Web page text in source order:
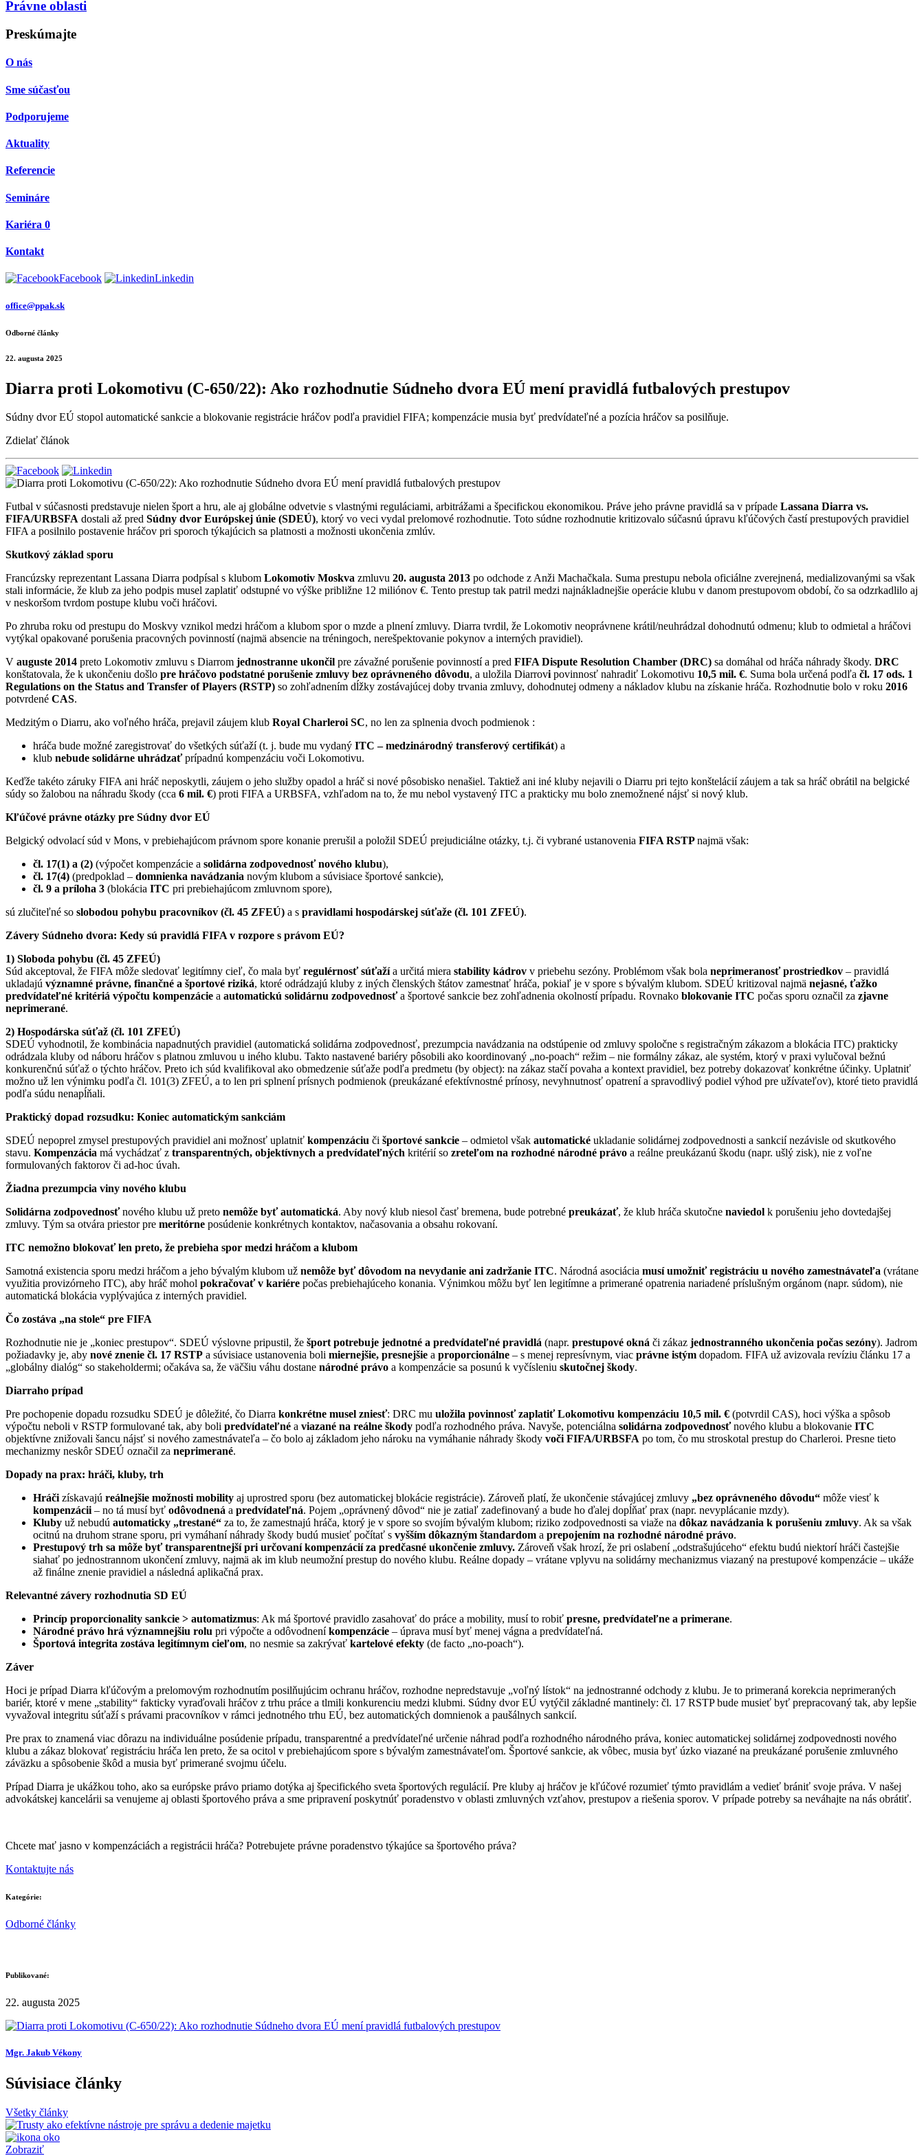
Právne oblasti
Preskúmajte
O nás
Sme súčasťou
Podporujeme
Aktuality
Referencie
Semináre
Kariéra 0
Kontakt
Facebook Linkedin
office@ppak.sk
Odborné články
22. augusta 2025
Diarra proti Lokomotivu (C-650/22): Ako rozhodnutie Súdneho dvora EÚ mení pravidlá futbalových prestupov
Súdny dvor EÚ stopol automatické sankcie a blokovanie registrácie hráčov podľa pravidiel FIFA; kompenzácie musia byť predvídateľné a pozícia hráčov sa posilňuje.
Zdielať článok
Futbal v súčasnosti predstavuje nielen šport a hru, ale aj globálne odvetvie s vlastnými reguláciami, arbitrážami a špecifickou ekonomikou. Práve jeho právne pravidlá sa v prípade Lassana Diarra vs.
FIFA/URBSFA dostali až pred Súdny dvor Európskej únie (SDEÚ), ktorý vo veci vydal prelomové rozhodnutie. Toto súdne rozhodnutie kritizovalo súčasnú úpravu kľúčových častí prestupových pravidiel
FIFA a posilnilo postavenie hráčov pri sporoch týkajúcich sa platnosti a možnosti ukončenia zmlúv.
Skutkový základ sporu
Francúzsky reprezentant Lassana Diarra podpísal s klubom Lokomotiv Moskva zmluvu 20. augusta 2013 po odchode z Anži Machačkala. Suma prestupu nebola oficiálne zverejnená, medializovanými sa však
stali informácie, že klub za jeho podpis musel zaplatiť odstupné vo výške približne 12 miliónov €. Tento prestup tak patril medzi najnákladnejšie operácie klubu v danom prestupovom období, čo sa odzrkadlilo aj
v neskoršom tvrdom postupe klubu voči hráčovi.
Po zhruba roku od prestupu do Moskvy vznikol medzi hráčom a klubom spor o mzde a plnení zmluvy. Diarra tvrdil, že Lokomotiv neoprávnene krátil/neuhrádzal dohodnutú odmenu; klub to odmietal a hráčovi
vytýkal opakované porušenia pracovných povinností (najmä absencie na tréningoch, nerešpektovanie pokynov a interných pravidiel).
V auguste 2014 preto Lokomotiv zmluvu s Diarrom jednostranne ukončil pre závažné porušenie povinností a pred FIFA Dispute Resolution Chamber (DRC) sa domáhal od hráča náhrady škody. DRC
konštatovala, že k ukončeniu došlo pre hráčovo podstatné porušenie zmluvy bez oprávneného dôvodu, a uložila Diarrovipovinnosť nahradiť Lokomotivu 10,5 mil. €. Suma bola určená podľa čl. 17 ods. 1
Regulations on the Status and Transfer of Players (RSTP) so zohľadnením dĺžky zostávajúcej doby trvania zmluvy, dohodnutej odmeny a nákladov klubu na získanie hráča. Rozhodnutie bolo v roku 2016
potvrdené CAS.
Medzitým o Diarru, ako voľného hráča, prejavil záujem klub Royal Charleroi SC, no len za splnenia dvoch podmienok :
hráča bude možné zaregistrovať do všetkých súťaží (t. j. bude mu vydaný ITC – medzinárodný transferový certifikát) a
klub nebude solidárne uhrádzaťprípadnú kompenzáciu voči Lokomotivu.
Keďže takéto záruky FIFA ani hráč neposkytli, záujem o jeho služby opadol a hráč si nové pôsobisko nenašiel. Taktiež ani iné kluby nejavili o Diarru pri tejto konštelácií záujem a tak sa hráč obrátil na belgické
súdy so žalobou na náhradu škody (cca 6 mil. €) proti FIFA a URBSFA, vzhľadom na to, že mu nebol vystavený ITC a prakticky mu bolo znemožnené nájsť si nový klub.
Kľúčové právne otázky pre Súdny dvor EÚ
Belgický odvolací súd v Mons, v prebiehajúcom právnom spore konanie prerušil a položil SDEÚ prejudiciálne otázky, t.j. či vybrané ustanovenia FIFA RSTPnajmä však:
čl. 17(1) a (2) (výpočet kompenzácie a solidárna zodpovednosť nového klubu),
čl. 17(4) (predpoklad – domnienka navádzania novým klubom a súvisiace športové sankcie),
čl. 9 a príloha 3 (blokácia ITC pri prebiehajúcom zmluvnom spore),
sú zlučiteľné so slobodou pohybu pracovníkov (čl. 45 ZFEÚ) a s pravidlami hospodárskej súťaže (čl. 101 ZFEÚ).
Závery Súdneho dvora: Kedy sú pravidlá FIFA v rozpore s právom EÚ?
1) Sloboda pohybu (čl. 45 ZFEÚ)
Súd akceptoval, že FIFA môže sledovať legitímny cieľ, čo mala byť regulérnosť súťažía určitá miera stability kádrov v priebehu sezóny. Problémom však bola neprimeranosť prostriedkov – pravidlá
ukladajú významné právne, finančné a športové riziká, ktoré odrádzajú kluby z iných členských štátov zamestnať hráča, pokiaľ je v spore s bývalým klubom. SDEÚ kritizoval najmä nejasné, ťažko
predvídateľné kritériá výpočtu kompenzácie a automatickú solidárnu zodpovednosťa športové sankcie bez zohľadnenia okolností prípadu. Rovnako blokovanie ITC počas sporu označil za zjavne
neprimerané.
2) Hospodárska súťaž (čl. 101 ZFEÚ)
SDEÚ vyhodnotil, že kombinácia napadnutých pravidiel (automatická solidárna zodpovednosť, prezumpcia navádzania na odstúpenie od zmluvy spoločne s registračným zákazom a blokácia ITC) prakticky
odrádzala kluby od náboru hráčov s platnou zmluvou u iného klubu. Takto nastavené bariéry pôsobili ako koordinovaný „no-poach“ režim – nie formálny zákaz, ale systém, ktorý v praxi vylučoval bežnú
konkurenčnú súťaž o týchto hráčov. Preto ich súd kvalifikoval ako obmedzenie súťaže podľa predmetu (by object): na zákaz stačí povaha a kontext pravidiel, bez potreby dokazovať konkrétne účinky. Uplatniť
možno už len výnimku podľa čl. 101(3) ZFEÚ, a to len pri splnení prísnych podmienok (preukázané efektívnostné prínosy, nevyhnutnosť opatrení a spravodlivý podiel výhod pre užívateľov), ktoré tieto pravidlá
podľa súdu nenapĺňali.
Praktický dopad rozsudku: Koniec automatickým sankciám
SDEÚ nepoprel zmysel prestupových pravidiel ani možnosť uplatniť kompenzáciu či športové sankcie – odmietol však automatické ukladanie solidárnej zodpovednosti a sankcií nezávisle od skutkového
stavu. Kompenzácia má vychádzať z transparentných, objektívnych a predvídateľných kritérií so zreteľom na rozhodné národné právo a reálne preukázanú škodu (napr. ušlý zisk), nie z voľne
formulovaných faktorov či ad-hoc úvah.
Žiadna prezumpcia viny nového klubu
Solidárna zodpovednosťnového klubu už preto nemôže byť automatická. Aby nový klub niesol časť bremena, bude potrebné preukázať, že klub hráča skutočne naviedol k porušeniu jeho dovtedajšej
zmluvy. Tým sa otvára priestor pre meritórne posúdenie konkrétnych kontaktov, načasovania a obsahu rokovaní.
ITC nemožno blokovať len preto, že prebieha spor medzi hráčom a klubom
Samotná existencia sporu medzi hráčom a jeho bývalým klubom už nemôže byť dôvodom na nevydanie ani zadržanie ITC. Národná asociácia musí umožniť registráciu u nového zamestnávateľa (vrátane
využitia provizórneho ITC), aby hráč mohol pokračovať v kariére počas prebiehajúceho konania. Výnimkou môžu byť len legitímne a primerané opatrenia nariadené príslušným orgánom (napr. súdom), nie
automatická blokácia vyplývajúca z interných pravidiel.
Čo zostáva „na stole“ pre FIFA
Rozhodnutie nie je „koniec prestupov“. SDEÚ výslovne pripustil, že šport potrebuje jednotné a predvídateľné pravidlá (napr. prestupové okná či zákaz jednostranného ukončenia počas sezóny). Jadrom
požiadavky je, aby nové znenie čl. 17 RSTP a súvisiace ustanovenia boli miernejšie, presnejšie a proporcionálne – s menej represívnym, viac právne istým dopadom. FIFA už avizovala revíziu článku 17 a
„globálny dialóg“ so stakeholdermi; očakáva sa, že väčšiu váhu dostane národné právo a kompenzácie sa posunú k vyčísleniu skutočnej škody.
Diarraho prípad
Pre pochopenie dopadu rozsudku SDEÚ je dôležité, čo Diarra konkrétne musel zniesť: DRC mu uložila povinnosť zaplatiť Lokomotivu kompenzáciu 10,5 mil. € (potvrdil CAS), hoci výška a spôsob
výpočtu neboli v RSTP formulované tak, aby boli predvídateľné a viazané na reálne škody podľa rozhodného práva. Navyše, potenciálna solidárna zodpovednosťnového klubu a blokovanie ITC
objektívne znižovali šancu nájsť si nového zamestnávateľa – čo bolo aj základom jeho nároku na vymáhanie náhrady škody voči FIFA/URBSFA po tom, čo mu stroskotal prestup do Charleroi. Presne tieto
mechanizmy neskôr SDEÚ označil za neprimerané.
Dopady na prax: hráči, kluby, trh
Hráčizískavajú reálnejšie možnosti mobility aj uprostred sporu (bez automatickej blokácie registrácie). Zároveň platí, že ukončenie stávajúcej zmluvy „bez oprávneného dôvodu“ môže viesť k
kompenzácii– no tá musí byť odôvodnená a predvídateľná. Pojem „oprávnený dôvod“ nie je zatiaľ zadefinovaný a bude ho ďalej dopĺňať prax (napr. nevyplácanie mzdy).
Kluby už nebudú automaticky „trestané“ za to, že zamestnajú hráča, ktorý je v spore so svojím bývalým klubom; riziko zodpovednosti sa viaže na dôkaz navádzania k porušeniu zmluvy. Ak sa však
ocitnú na druhom strane sporu, pri vymáhaní náhrady škody budú musieť počítať s vyšším dôkazným štandardom a prepojením na rozhodné národné právo.
Prestupový trh sa môže byť transparentnejší pri určovaní kompenzácií za predčasné ukončenie zmluvy. Zároveň však hrozí, že pri oslabení „odstrašujúceho“ efektu budú niektorí hráči častejšie
siahať po jednostrannom ukončení zmluvy, najmä ak im klub neumožní prestup do nového klubu. Reálne dopady – vrátane vplyvu na solidárny mechanizmus viazaný na prestupové kompenzácie – ukáže
až finálne znenie pravidiel a následná aplikačná prax.
Relevantné závery rozhodnutia SD EÚ
Princíp proporcionality sankcie > automatizmus: Ak má športové pravidlo zasahovať do práce a mobility, musí to robiť presne, predvídateľne a primerane.
Národné právo hrá významnejšiu rolu pri výpočte a odôvodneníkompenzácie – úprava musí byť menej vágna a predvídateľná.
Športová integrita zostáva legitímnym cieľom, no nesmie sa zakrývať kartelové efekty (de facto „no-poach“).
Záver
Hoci je prípad Diarra kľúčovým a prelomovým rozhodnutím posilňujúcim ochranu hráčov, rozhodne nepredstavuje „voľný lístok“ na jednostranné odchody z klubu. Je to primeraná korekcia neprimeraných
bariér, ktoré v mene „stability“ fakticky vyraďovali hráčov z trhu práce a tlmili konkurenciu medzi klubmi. Súdny dvor EÚ vytýčil základné mantinely: čl. 17 RSTP bude musieť byť prepracovaný tak, aby lepšie
vyvažoval integritu súťaží s právami pracovníkov v rámci jednotného trhu EÚ, bez automatických domnienok a paušálnych sankcií.
Pre prax to znamená viac dôrazu na individuálne posúdenie prípadu, transparentné a predvídateľné určenie náhrad podľa rozhodného národného práva, koniec automatickej solidárnej zodpovednosti nového
klubu a zákaz blokovať registráciu hráča len preto, že sa ocitol v prebiehajúcom spore s bývalým zamestnávateľom. Športové sankcie, ak vôbec, musia byť úzko viazané na preukázané porušenie zmluvného
záväzku a spôsobenie škôd a musia byť primerané svojmu účelu.
Prípad Diarra je ukážkou toho, ako sa európske právo priamo dotýka aj špecifického sveta športových regulácií. Pre kluby aj hráčov je kľúčové rozumieť týmto pravidlám a vedieť brániť svoje práva. V našej
advokátskej kancelárii sa venujeme aj oblasti športového práva a sme pripravení poskytnúť poradenstvo v oblasti zmluvných vzťahov, prestupov a riešenia sporov. V prípade potreby sa neváhajte na nás obrátiť.
Chcete mať jasno v kompenzáciách a registrácii hráča? Potrebujete právne poradenstvo týkajúce sa športového práva?
Kontaktujte nás
Kategórie:
Odborné články
Publikované:
22. augusta 2025
Mgr. Jakub Vékony
Súvisiace články
Všetky články
Zobraziť